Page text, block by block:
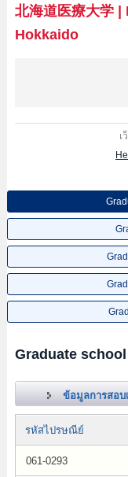
ScienceหรือGraduate
and Social Servicesหรือ
ScienceหรือGraduate
ด้วยดังนั้นขอเชิญใช้บริการ
北海道医療大学|
Hokkaido
เ
Graduate
ข้อมูลการสอบ
รหัสไปรษณีย์
061-0293